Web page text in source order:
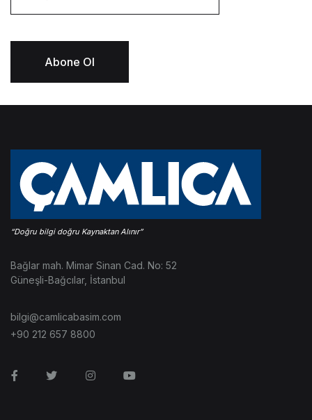
Abone Ol
Bağlar mah. Mimar Sinan Cad. No: 52
Güneşli-Bağcılar, İstanbul
bilgi@camlicabasim.com
+90 212 657 8800
FacebookTwitterInstagramYoutube